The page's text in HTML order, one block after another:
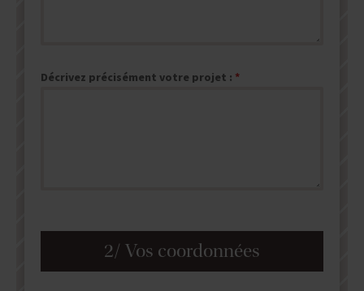
Décrivez précisément votre projet :
2/ Vos coordonnées